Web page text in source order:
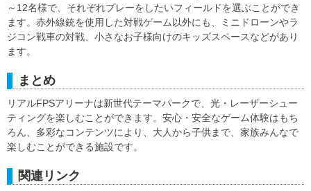
～12名様で、それぞれプレーをしたいフィールドを選ぶことができ
ます。赤外線銃を使用した対戦ゲーム以外にも、ミニドローンやラ
ジコン戦車の対戦、小さなお子様向けのキッズスペースなどがあり
ます。
まとめ
リアルFPSアリーナは新世代テーマパークで、光・レーザーシュー
ティングを楽しむことができます。安心・安全なゲーム体験はもち
ろん、多彩なコンテンツにより、大人から子供まで、家族みんなで
楽しむことができる施設です。
関連リンク